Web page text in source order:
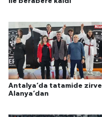
Antalya’da tatamide zirve
Alanya’dan